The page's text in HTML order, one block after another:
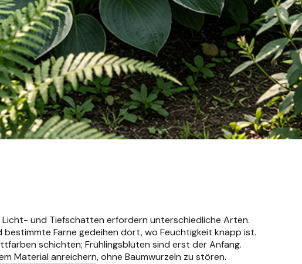
Licht- und Tiefschatten erfordern unterschiedliche Arten.
bestimmte Farne gedeihen dort, wo Feuchtigkeit knapp ist.
schichten; Frühlingsblüten sind erst der Anfang.
Material anreichern, ohne Baumwurzeln zu stören.